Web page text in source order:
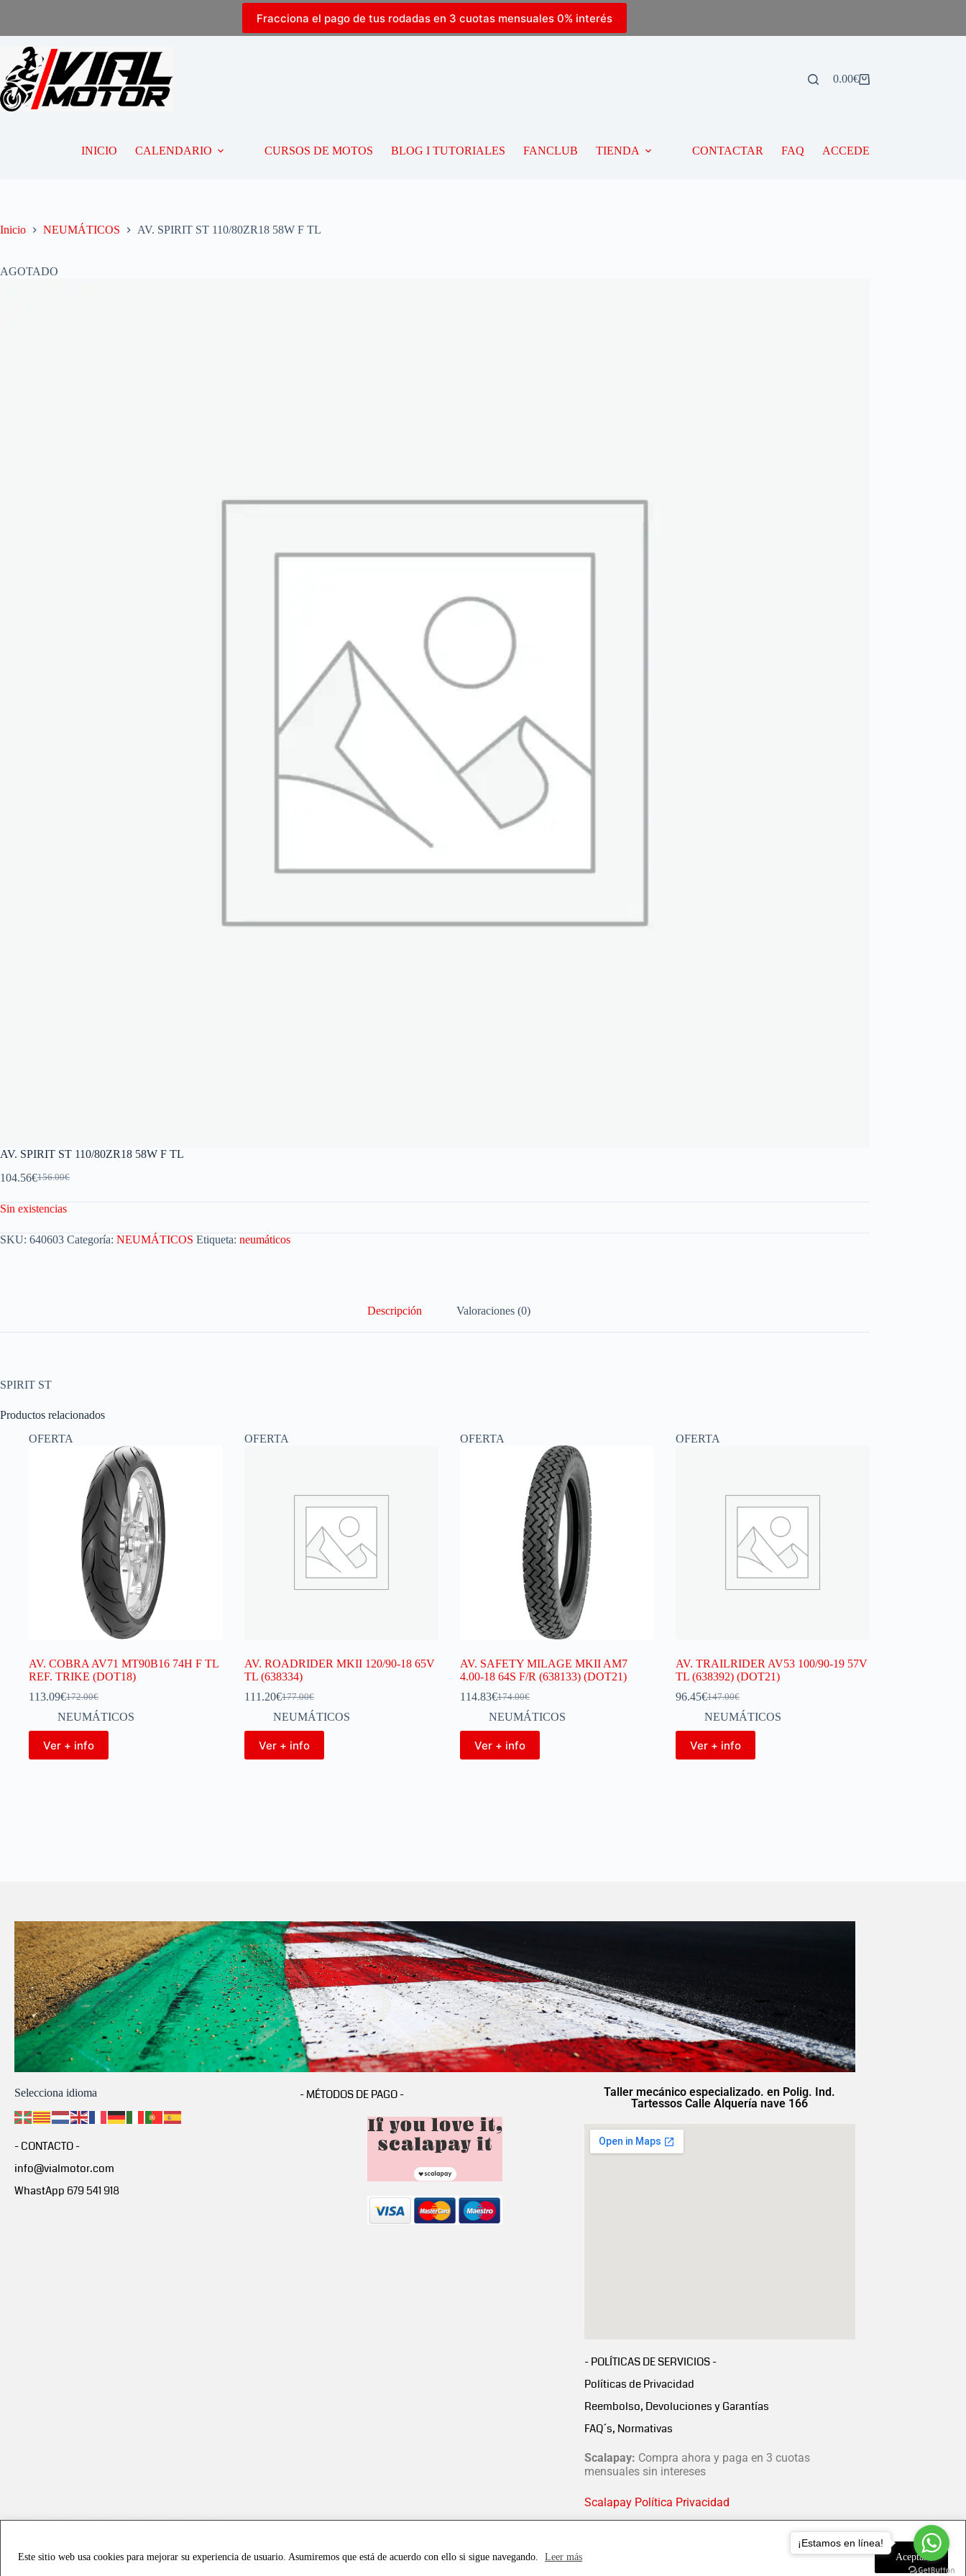
Este sitio web usa cookies para mejorar su experiencia de usuario. Asumiremos que está de acuerdo con ello si sigue navegando. Leer más Aceptar
Fracciona el pago de tus rodadas en 3 cuotas mensuales 0% interés
0.00€
INICIO CALENDARIO CURSOS DE MOTOS BLOG I TUTORIALES FANCLUB TIENDA CONTACTAR FAQ ACCEDE
Inicio NEUMÁTICOS AV. SPIRIT ST 110/80ZR18 58W F TL
AGOTADO
AV. SPIRIT ST 110/80ZR18 58W F TL
156.00€
104.56€
Sin existencias
SKU: 640603 Categoría: NEUMÁTICOS Etiqueta: neumáticos
Descripción Valoraciones (0)
SPIRIT ST
Productos relacionados
OFERTA
AV. COBRA AV71 MT90B16 74H F TL
REF. TRIKE (DOT18)
172.00€
113.09€
NEUMÁTICOS
Ver + info
OFERTA
AV. ROADRIDER MKII 120/90-18 65V
TL (638334)
177.00€
111.20€
NEUMÁTICOS
Ver + info
OFERTA
AV. SAFETY MILAGE MKII AM7
4.00-18 64S F/R (638133) (DOT21)
174.00€
114.83€
NEUMÁTICOS
Ver + info
OFERTA
AV. TRAILRIDER AV53 100/90-19 57V
TL (638392) (DOT21)
147.00€
96.45€
NEUMÁTICOS
Ver + info
Selecciona idioma
- CONTACTO -
info@vialmotor.com
WhastApp 679 541 918
- MÉTODOS DE PAGO -
Taller mecánico especializado. en Polig. Ind.
Tartessos Calle Alquería nave 166
- POLÍTICAS DE SERVICIOS -
Políticas de Privacidad
Reembolso, Devoluciones y Garantías
FAQ´s, Normativas
Scalapay: Compra ahora y paga en 3 cuotas
mensuales sin intereses
Scalapay Política Privacidad
¡Estamos en línea!